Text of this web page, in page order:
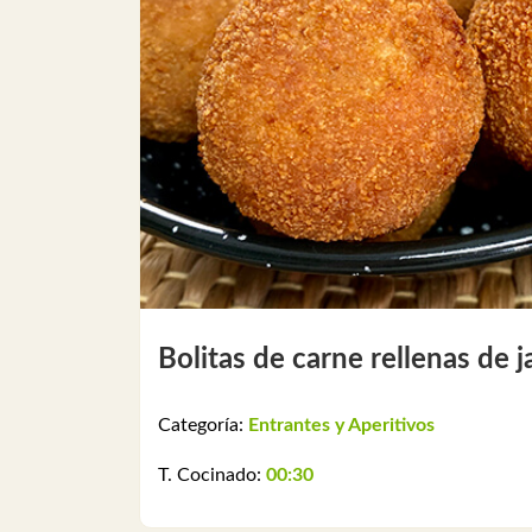
Bolitas de carne rellenas de
Categoría: Entrantes y Aperitivos
T. Cocinado: 00:30